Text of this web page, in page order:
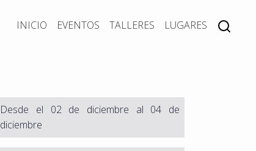
INICIO EVENTOS TALLERES LUGARES
Desde el 02 de diciembre al 04 de
diciembre